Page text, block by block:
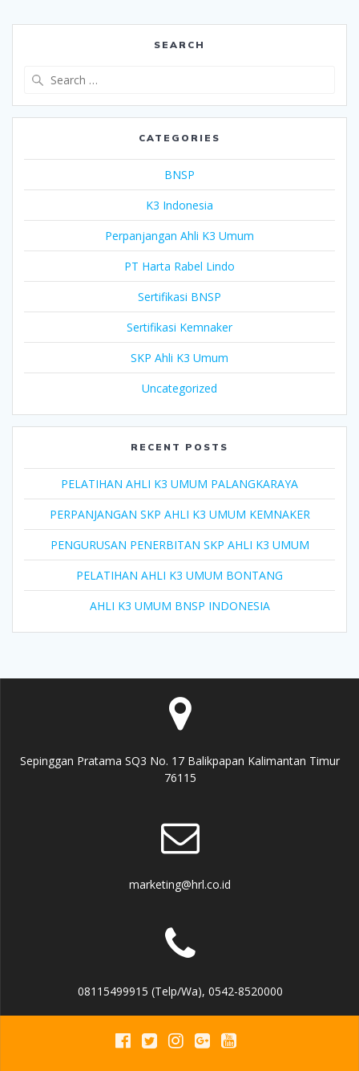
SEARCH
CATEGORIES
BNSP
K3 Indonesia
Perpanjangan Ahli K3 Umum
PT Harta Rabel Lindo
Sertifikasi BNSP
Sertifikasi Kemnaker
SKP Ahli K3 Umum
Uncategorized
RECENT POSTS
PELATIHAN AHLI K3 UMUM PALANGKARAYA
PERPANJANGAN SKP AHLI K3 UMUM KEMNAKER
PENGURUSAN PENERBITAN SKP AHLI K3 UMUM
PELATIHAN AHLI K3 UMUM BONTANG
AHLI K3 UMUM BNSP INDONESIA
Sepinggan Pratama SQ3 No. 17 Balikpapan Kalimantan Timur
76115
marketing@hrl.co.id
08115499915 (Telp/Wa), 0542-8520000